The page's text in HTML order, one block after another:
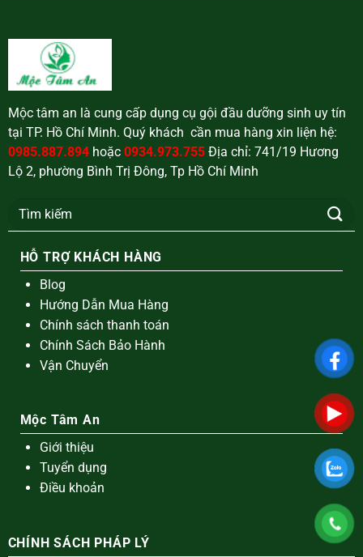
Mộc tâm an là cung cấp dụng cụ gội đầu dưỡng sinh uy tín
tại TP. Hồ Chí Minh. Quý khách cần mua hàng xin liện hệ:
0985.887.894hoặc 0934.973.755Địa chỉ: 741/19 Hương
Lộ 2, phường Bình Trị Đông, Tp Hồ Chí Minh
Tìm
HỖ TRỢ KHÁCH HÀNG
Blog
Hướng Dẫn Mua Hàng
Chính sách thanh toán
Chính Sách Bảo Hành
Vận Chuyển
Mộc Tâm An
Giới thiệu
Tuyển dụng
Điều khoản
CHÍNH SÁCH PHÁP LÝ